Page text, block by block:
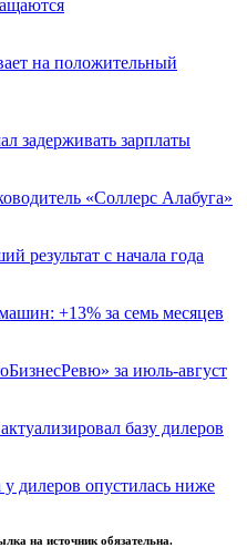
на положительный
задерживать зарплаты
«Соллерс Алабуга»
результат с начала года
+13% за семь месяцев
за июль-август
базу дилеров
дилеров опустилась ниже
на источник обязательна.